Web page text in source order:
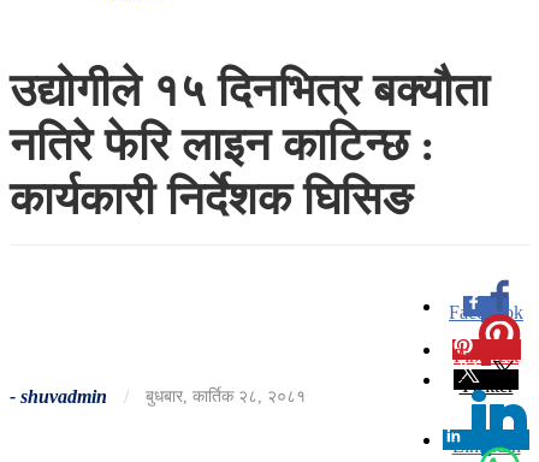
उद्योगीले १५ दिनभित्र बक्यौता
नतिरे फेरि लाइन काटिन्छ :
कार्यकारी निर्देशक घिसिङ
- shuvadmin / बुधबार, कार्तिक २८, २०८१
Facebook
0
Pinterest
Twitter
Linkedin
0